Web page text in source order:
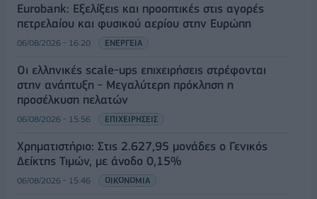
Eurobank: Εξελίξεις και προοπτικές στις αγορές
πετρελαίου και φυσικού αερίου στην Ευρώπη
06/08/2026 - 16:20 ΕΝΕΡΓΕΙΑ
Οι ελληνικές scale-ups επιχειρήσεις στρέφονται
στην ανάπτυξη - Μεγαλύτερη πρόκληση η
προσέλκυση πελατών
06/08/2026 - 15:56 ΕΠΙΧΕΙΡΗΣΕΙΣ
Χρηματιστήριο: Στις 2.627,95 μονάδες ο Γενικός
Δείκτης Τιμών, με άνοδο 0,15%
06/08/2026 - 15:46 ΟΙΚΟΝΟΜΙΑ